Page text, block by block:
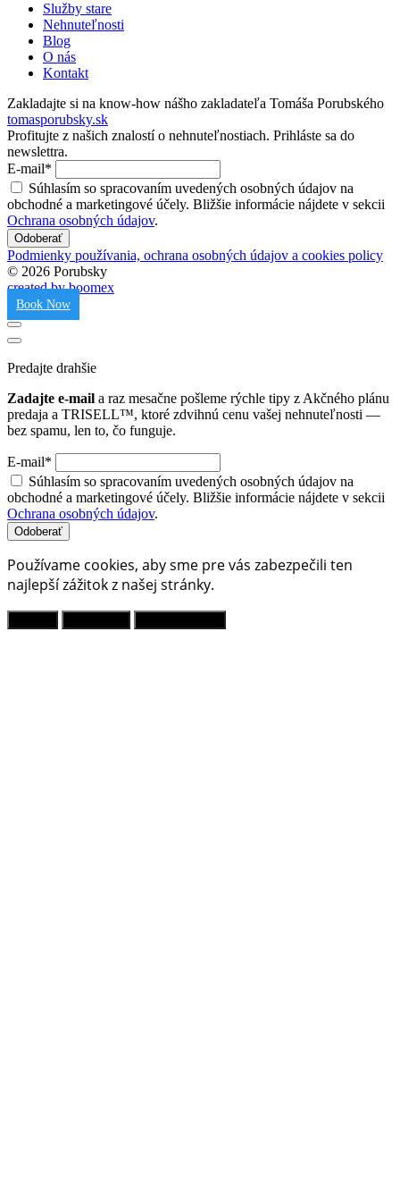
Služby stare
Nehnuteľnosti
Blog
O nás
Kontakt
Zakladajte si na know-how nášho zakladateľa Tomáša Porubského
tomasporubsky.sk
Profitujte z našich znalostí o nehnuteľnostiach. Prihláste sa do
newslettra.
E-mail*
Súhlasím so spracovaním uvedených osobných údajov na
obchodné a marketingové účely. Bližšie informácie nájdete v sekcii
Ochrana osobných údajov.
Odoberať
Podmienky používania, ochrana osobných údajov a cookies policy
© 2026 Porubsky
created by boomex
Book Now
Predajte drahšie
Zadajte e-mail a raz mesačne pošleme rýchle tipy z Akčného plánu
predaja a TRISELL™, ktoré zdvihnú cenu vašej nehnuteľnosti —
bez spamu, len to, čo funguje.
E-mail*
Súhlasím so spracovaním uvedených osobných údajov na
obchodné a marketingové účely. Bližšie informácie nájdete v sekcii
Ochrana osobných údajov.
Odoberať
Používame cookies, aby sme pre vás zabezpečili ten
najlepší zážitok z našej stránky.